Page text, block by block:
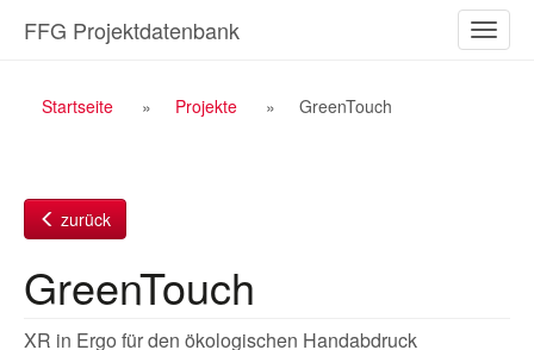
Inhalt
ein-/
FFG Projektdatenbank
Breadcrumb
Startseite Projekte GreenTouch
zurück
GreenTouch
XR in Ergo für den ökologischen Handabdruck